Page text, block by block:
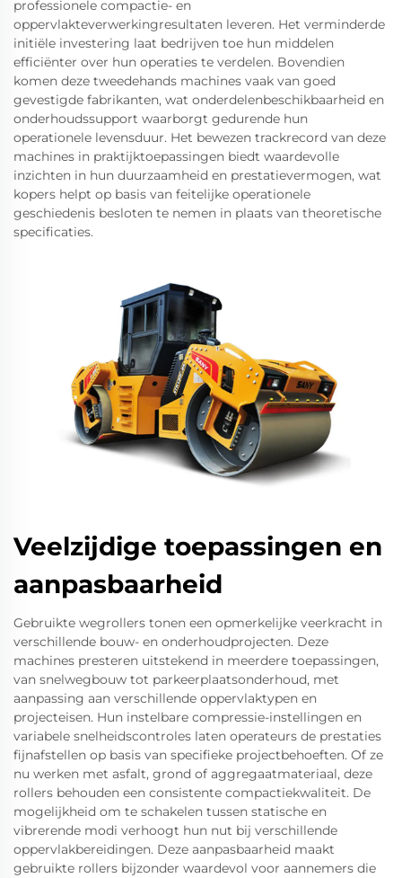
professionele compactie- en
oppervlakteverwerkingresultaten leveren. Het verminderde
initiële investering laat bedrijven toe hun middelen
efficiënter over hun operaties te verdelen. Bovendien
komen deze tweedehands machines vaak van goed
gevestigde fabrikanten, wat onderdelenbeschikbaarheid en
onderhoudssupport waarborgt gedurende hun
operationele levensduur. Het bewezen trackrecord van deze
machines in praktijktoepassingen biedt waardevolle
inzichten in hun duurzaamheid en prestatievermogen, wat
kopers helpt op basis van feitelijke operationele
geschiedenis besloten te nemen in plaats van theoretische
specificaties.
Veelzijdige toepassingen en
aanpasbaarheid
Gebruikte wegrollers tonen een opmerkelijke veerkracht in
verschillende bouw- en onderhoudprojecten. Deze
machines presteren uitstekend in meerdere toepassingen,
van snelwegbouw tot parkeerplaatsonderhoud, met
aanpassing aan verschillende oppervlaktypen en
projecteisen. Hun instelbare compressie-instellingen en
variabele snelheidscontroles laten operateurs de prestaties
fijnafstellen op basis van specifieke projectbehoeften. Of ze
nu werken met asfalt, grond of aggregaatmateriaal, deze
rollers behouden een consistente compactiekwaliteit. De
mogelijkheid om te schakelen tussen statische en
vibrerende modi verhoogt hun nut bij verschillende
oppervlakbereidingen. Deze aanpasbaarheid maakt
gebruikte rollers bijzonder waardevol voor aannemers die